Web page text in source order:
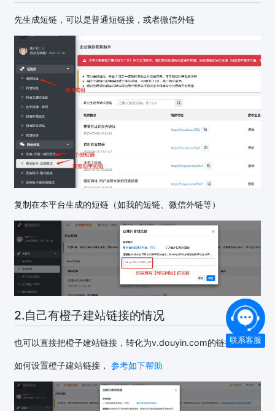
先生成短链，可以是普通短链接，或者微信外链
复制在本平台生成的短链（如我的短链、微信外链等）
2.自己有橙子建站链接的情况
也可以直接把橙子建站链接，转化为v.douyin.com的链接
如何设置橙子建站链接， 参考如下帮助
联系客服